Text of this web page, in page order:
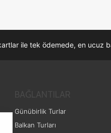
ile tek ödemede, en ucuz
Günübirlik Turlar
Balkan Turları